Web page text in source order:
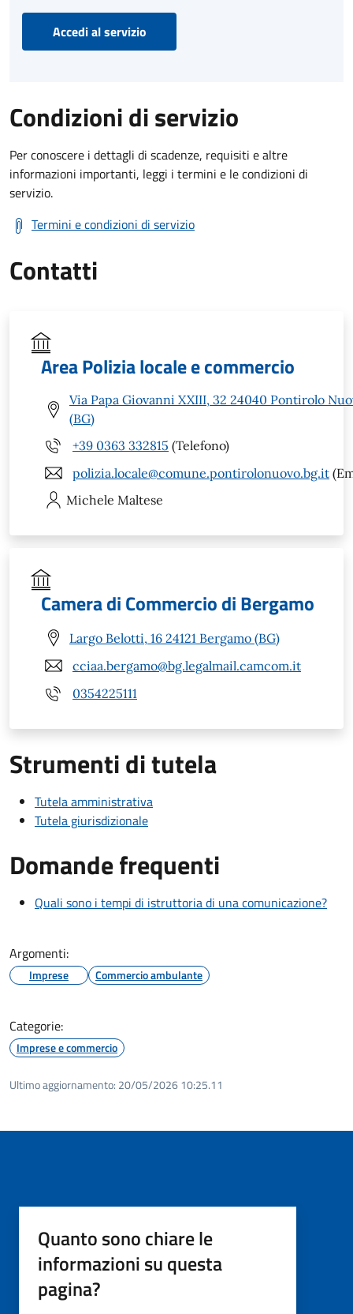
Accedi al servizio
Condizioni di servizio
Per conoscere i dettagli di scadenze, requisiti e altre
informazioni importanti, leggi i termini e le condizioni di
servizio.
Termini e condizioni di servizio
Contatti
Area Polizia locale e commercio
Via Papa Giovanni XXIII, 32 24040 Pontirolo
(BG)
+39 0363 332815 (Telefono)
polizia.locale@comune.pontirolonuovo.bg.it
Michele Maltese
Camera di Commercio di Bergamo
Largo Belotti, 16 24121 Bergamo (BG)
cciaa.bergamo@bg.legalmail.camcom.it
0354225111
Strumenti di tutela
Tutela amministrativa
Tutela giurisdizionale
Domande frequenti
Quali sono i tempi di istruttoria di una comunicazione?
Argomenti:
Imprese Commercio ambulante
Categorie:
Imprese e commercio
Ultimo aggiornamento: 20/05/2026 10:25.11
Quanto sono chiare le
informazioni su questa
pagina?